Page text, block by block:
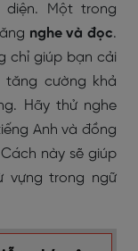
Một trong
nghe và đọc.
chỉ giúp bạn cải
tăng cường khả
Hãy thử nghe
Anh và đồng
này sẽ giúp
vựng trong ngữ